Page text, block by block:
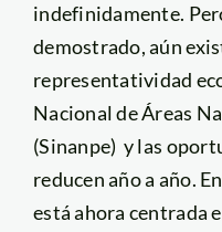
indefinidamente.
demostrado, aún
representatividad
Nacional de Áreas
(Sinanpe) y las
reducen año a año.
está ahora centrada